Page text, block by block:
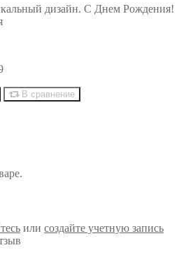
дизайн. С Днем Рождения!
В сравнение
или создайте учетную запись